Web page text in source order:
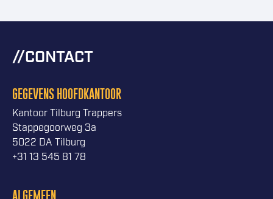
CONTACT
GEGEVENS HOOFDKANTOOR
Kantoor Tilburg Trappers
Stappegoorweg 3a
5022 DA Tilburg
+31 13 545 81 78
ALGEMEEN